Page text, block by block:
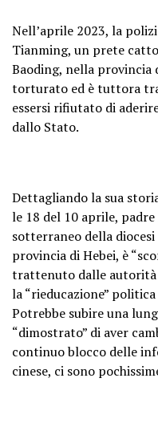
Nell’aprile 2023, la
Tianming, un prete
Baoding, nella provincia
torturato ed è tuttora
essersi rifiutato di
dallo Stato.
Dettagliando la sua
le 18 del 10 aprile,
sotterraneo della
provincia di Hebei, è
trattenuto dalle autorità
la “rieducazione”
Potrebbe subire una
“dimostrato” di aver
continuo blocco delle
cinese, ci sono